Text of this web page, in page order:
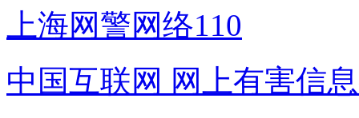
上海网警网络110
中国互联网 网上有害信